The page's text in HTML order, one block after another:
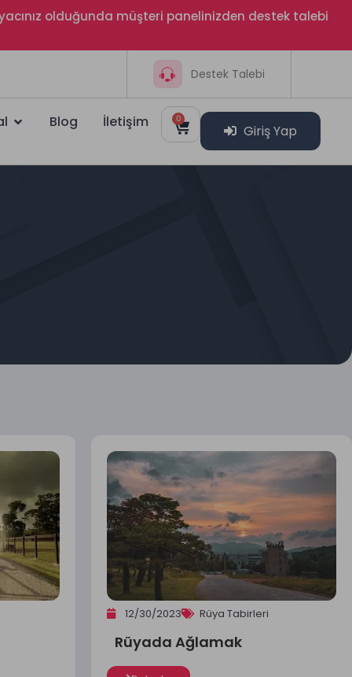
olduğunda müşteri panelinizden destek talebi
Destek Talebi
Blog İletişim 0
Giriş Yap
12/30/2023 Rüya Tabirleri
Rüyada Ağlamak